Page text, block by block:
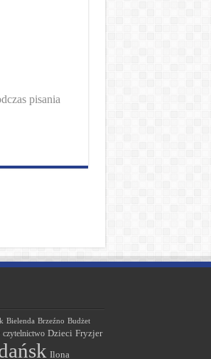
pisania
Bielenda Brzeźno Budżet
czytelnictwo Dzieci Fryzjer
Ilona